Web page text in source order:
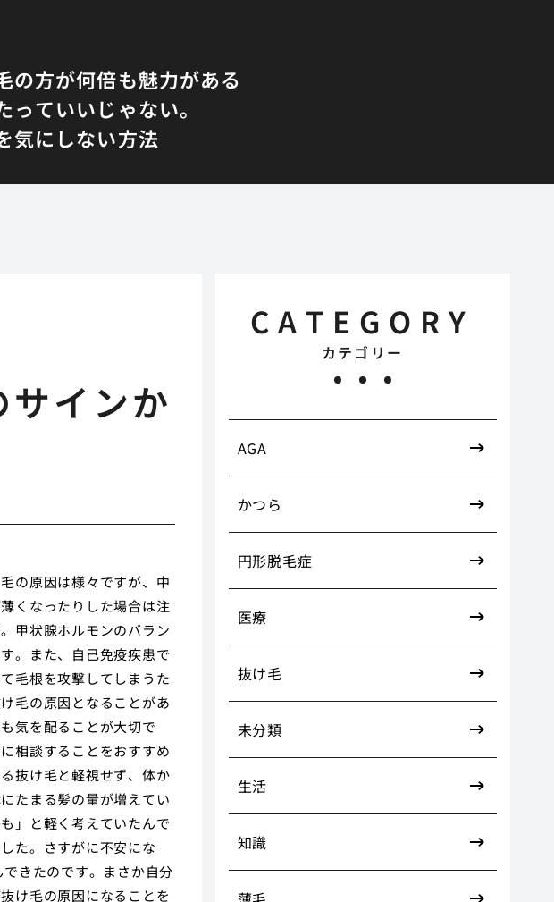
の方が何倍も魅力がある
っていいじゃない。
気にしない方法
インか
の原因は様々ですが、中
くなったりした場合は注
甲状腺ホルモンのバラン
。また、自己免疫疾患で
毛根を攻撃してしまうた
毛の原因となることがあ
気を配ることが大切で
相談することをおすすめ
抜け毛と軽視せず、体か
たまる髪の量が増えてい
」と軽く考えていたんで
た。さすがに不安にな
きたのです。まさか自分
け毛の原因になることを
CATEGORY
カテゴリー
AGA
かつら
円形脱毛症
医療
抜け毛
未分類
生活
知識